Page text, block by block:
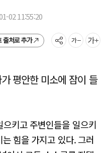
02 11:55:20
출처로 추가
평안한 미소에 잠이 들
으키고 주변인들을 일으키
힘을 가지고 있다. 그러